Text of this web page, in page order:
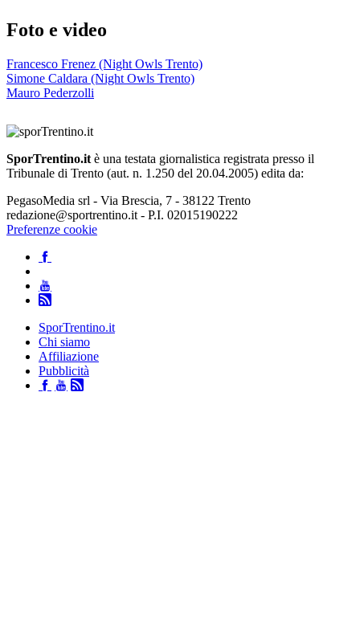
Foto e video
Francesco Frenez (Night Owls Trento)
Simone Caldara (Night Owls Trento)
Mauro Pederzolli
SporTrentino.it è una testata giornalistica registrata presso il
Tribunale di Trento (aut. n. 1.250 del 20.04.2005) edita da:
PegasoMedia srl - Via Brescia, 7 - 38122 Trento
redazione@sportrentino.it - P.I. 02015190222
Preferenze cookie
SporTrentino.it
Chi siamo
Affiliazione
Pubblicità